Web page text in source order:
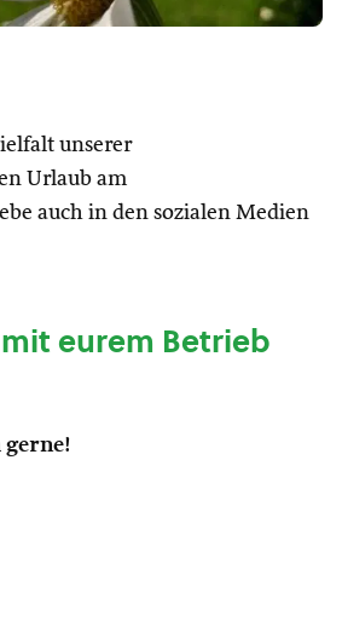
unserer
Urlaub am
auch in den sozialen Medien
eurem Betrieb
gerne!